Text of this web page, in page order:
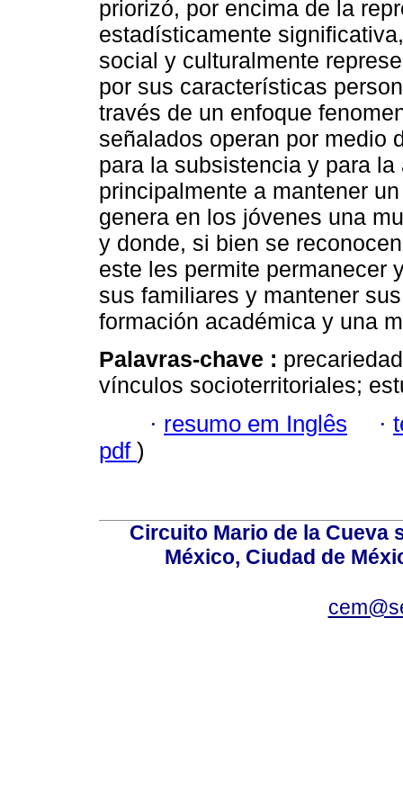
priorizó, por encima de la
estadísticamente
social y culturalmente
por sus características
través de un enfoque
señalados operan por medio
para la subsistencia y para
principalmente a mantener
genera en los jóvenes una
y donde, si bien se
este les permite permanecer
sus familiares y mantener
formación académica y una
Palavras-chave :
vínculos socioterritoriales;
· resumo em Inglês ·
pdf )
Circuito Mario de la Cueva
México, Ciudad de